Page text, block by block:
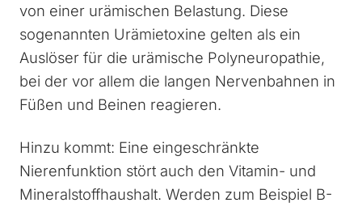
von einer urämischen Belastung. Diese
sogenannten Urämietoxine gelten als ein
Auslöser für die urämische Polyneuropathie,
bei der vor allem die langen Nervenbahnen in
Füßen und Beinen reagieren.
Hinzu kommt: Eine eingeschränkte
Nierenfunktion stört auch den Vitamin- und
Mineralstoffhaushalt. Werden zum Beispiel B-